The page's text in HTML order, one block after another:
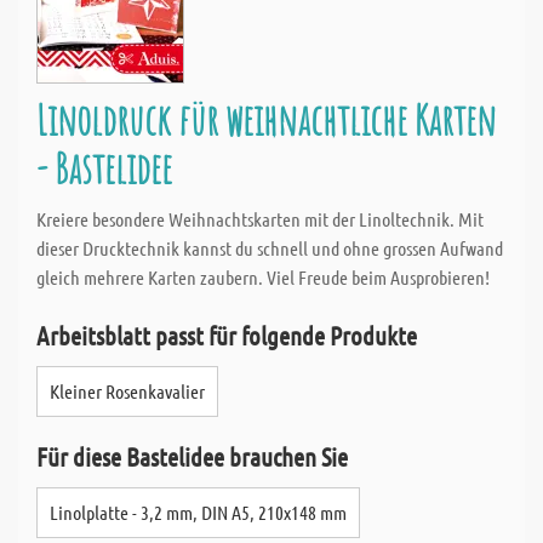
Linoldruck für weihnachtliche Karten
- Bastelidee
Kreiere besondere Weihnachtskarten mit der Linoltechnik. Mit
dieser Drucktechnik kannst du schnell und ohne grossen Aufwand
gleich mehrere Karten zaubern. Viel Freude beim Ausprobieren!
Arbeitsblatt passt für folgende Produkte
Kleiner Rosenkavalier
Für diese Bastelidee brauchen Sie
Linolplatte - 3,2 mm, DIN A5, 210x148 mm